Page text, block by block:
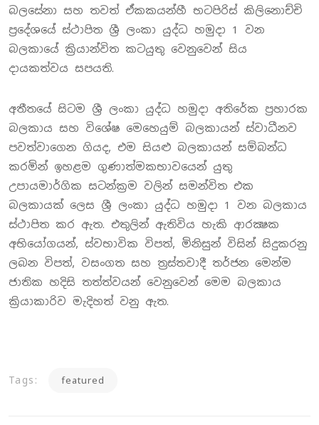
බලසේනා සහ තවත් ඒකකයන්හී භටපිරිස් කිලිනොච්චි
ප්‍රදේශයේ ස්ථාපිත ශ්‍රී ලංකා යුද්ධ හමුදා 1 වන
බලකායේ ක්‍රියාන්විත කටයුතු වෙනුවෙන් සිය
දායකත්වය සපයති.
අතීතයේ සිටම ශ්‍රී ලංකා යුද්ධ හමුදා අතිරේක ප්‍රහාරක
බලකාය සහ විශේෂ මෙහෙයුම් බලකායන් ස්වාධීනව
පවත්වාගෙන ගියද, එම සියළු බලකායන් සම්බන්ධ
කරමින් ඉහළම ගුණාත්මකභාවයෙන් යුතු
උපායමාර්ගික සටන්ක්‍රම වලින් සමන්විත එක
බලකායක් ලෙස ශ්‍රී ලංකා යුද්ධ හමුදා 1 වන බලකාය
ස්ථාපිත කර ඇත. එතුලින් ඇතිවිය හැකි ආරක්‍ෂක
අභියෝගයන්, ස්වභාවික විපත්, මිනිසුන් විසින් සිදුකරනු
ලබන විපත්, වසංගත සහ ත්‍රස්තවාදී තර්ජන මෙන්ම
ජාතික හදිසි තත්ත්වයන් වෙනුවෙන් මෙම බලකාය
ක්‍රියාකාරිව මැදිහත් වනු ඇත.
Tags: featured